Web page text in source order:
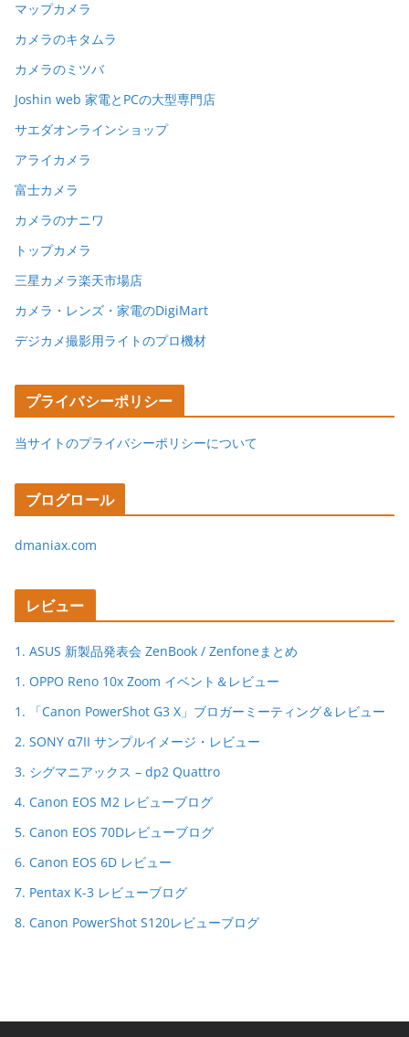
マップカメラ
カメラのキタムラ
カメラのミツバ
Joshin web 家電とPCの大型専門店
サエダオンラインショップ
アライカメラ
富士カメラ
カメラのナニワ
トップカメラ
三星カメラ楽天市場店
カメラ・レンズ・家電のDigiMart
デジカメ撮影用ライトのプロ機材
プライバシーポリシー
当サイトのプライバシーポリシーについて
ブログロール
dmaniax.com
レビュー
1. ASUS 新製品発表会 ZenBook / Zenfoneまとめ
1. OPPO Reno 10x Zoom イベント＆レビュー
1. 「Canon PowerShot G3 X」ブロガーミーティング＆レビュー
2. SONY α7II サンプルイメージ・レビュー
3. シグマニアックス – dp2 Quattro
4. Canon EOS M2 レビューブログ
5. Canon EOS 70Dレビューブログ
6. Canon EOS 6D レビュー
7. Pentax K-3 レビューブログ
8. Canon PowerShot S120レビューブログ